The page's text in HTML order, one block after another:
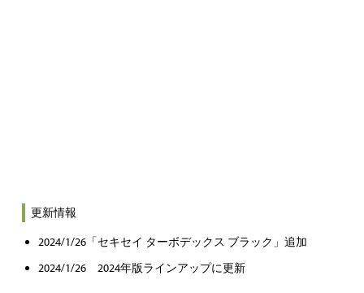
更新情報
2024/1/26「セキセイ ターボデックス ブラック」追加
2024/1/26 2024年版ラインアップに更新